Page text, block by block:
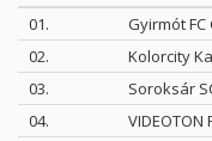
01.
Gyirmót FC
02.
Kolorcity
03.
Soroksár
04.
VIDEOTON